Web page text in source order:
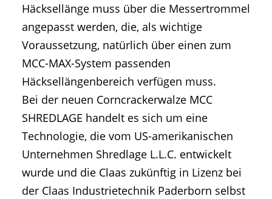
Häcksellänge muss über die Messertrommel
angepasst werden, die, als wichtige
Voraussetzung, natürlich über einen zum
MCC-MAX-System passenden
Häcksellängenbereich verfügen muss.
Bei der neuen Corncrackerwalze MCC
SHREDLAGE handelt es sich um eine
Technologie, die vom US-amerikanischen
Unternehmen Shredlage L.L.C. entwickelt
wurde und die Claas zukünftig in Lizenz bei
der Claas Industrietechnik Paderborn selbst